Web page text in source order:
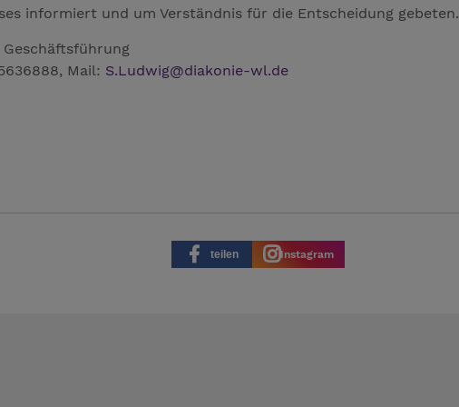
informiert und um Verständnis für die Entscheidung gebeten.
Mail: S.Ludwig@diakonie-wl.de
teilen Instagram